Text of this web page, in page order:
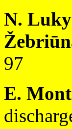
N.
97
E.